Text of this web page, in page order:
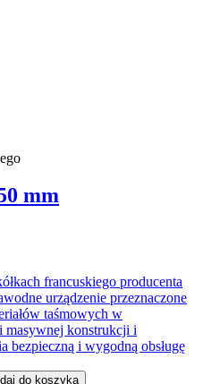
mm
francuskiego producenta
urządzenie przeznaczone
taśmowych w
konstrukcji i
bezpieczną i wygodną obsługę
do koszyka